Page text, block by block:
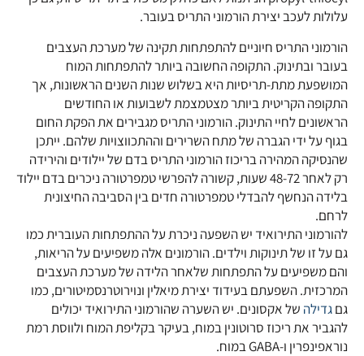
עלולות לעכב יצירת הורמוני התריס בעובר.
הורמוני התריס חיוניים להתפתחות תקינה של מערכת העצבים
בעובר ובתינוק. התקופה החשובה ביותר להתפתחות המוח
המושפעת מתת-תריסיות היא בשלוש שנות השנים הראשונות, אך
התקופה הקריטית ביותר מצטמצמת לשבועות או החודשים
הראשונים לחיי התינוק. הורמוני התריס מגבירים את הפקת החום
בגוף על ידי הגברה של מתח השרירים וההתכווצויות שלהם. ייתכן
שהנסיקה המהירה בריכוז הורמוני התריס בדם של יילודים והירידה
רק לאחר 48-72 שעות, קשורה להפרשי טמפרטורה ניכרים בדם יילוד
בלידה הנחשף להבדלי טמפרטורה חדים בין הסביבה החיצונית
לרחם.
להורמוני התירואיד יש השפעה ניכרת על ההתפתחות העוברית כמו
גם על זו של תינוקות וילדים. הורמונים אלה משפיעים על הריאות,
והם משפיעים על התפתחות שלאחר הלידה של מערכת העצבים
המרכזית. השפעתם בעידוד יצירת מיאלין ונוירוטרנסמיטורים, כמו
גםגדילה של אקסונים. יש השערה שהורמוני התירואיד יכולים
להגביר את ריכוז סרוטונין במוח, בעיקר בקליפת המוח ולווסת רמת
נוראפינפרין ו-GABA במוח.